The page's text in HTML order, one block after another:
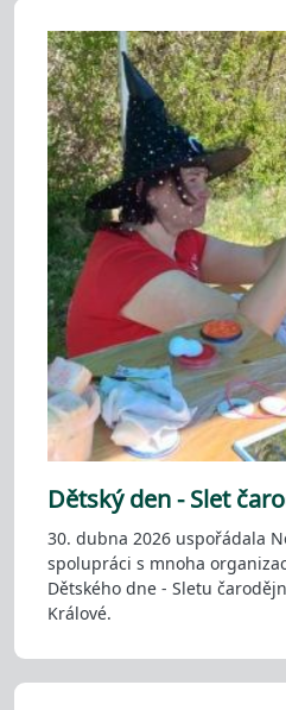
Dětský den - Slet
30. dubna 2026 uspořádala
spolupráci s mnoha
Dětského dne - Sletu
Králové.